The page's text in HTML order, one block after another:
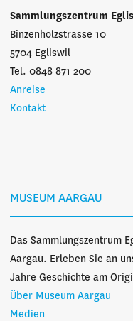
Sammlungszentrum
Binzenholzstrasse 10
5704 Egliswil
Tel. 0848 871 200
Anreise
Kontakt
MUSEUM AARGAU
Das Sammlungszentrum
Aargau. Erleben Sie an
Jahre Geschichte am
Über Museum Aargau
Medien